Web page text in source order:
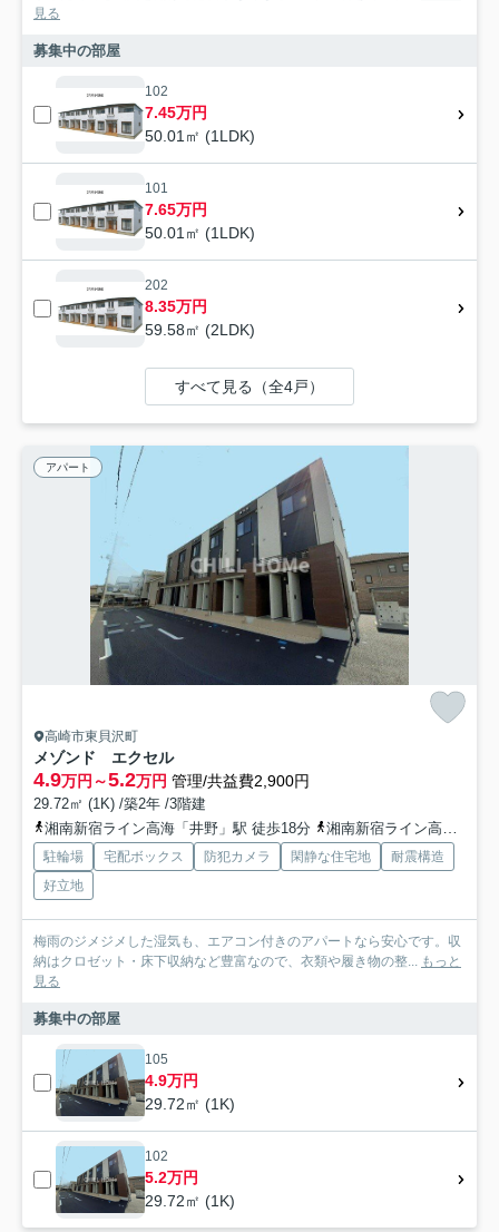
見る
募集中の部屋
102
7.45万円
50.01㎡ (1LDK)
101
7.65万円
50.01㎡ (1LDK)
202
8.35万円
59.58㎡ (2LDK)
すべて見る（全4戸）
アパート
高崎市東貝沢町
メゾンド エクセル
4.9万円～5.2万円 管理/共益費2,900円
29.72㎡ (1K) /築2年 /3階建
湘南新宿ライン高海「井野」駅 徒歩18分
湘南新宿ライン高海「高崎問屋町」駅 徒歩24分
駐輪場 宅配ボックス 防犯カメラ 閑静な住宅地
耐震構造
好立地
梅雨のジメジメした湿気も、エアコン付きのアパートなら安心です。収
納はクロゼット・床下収納など豊富なので、衣類や履き物の整... もっと
見る
募集中の部屋
105
4.9万円
29.72㎡ (1K)
102
5.2万円
29.72㎡ (1K)